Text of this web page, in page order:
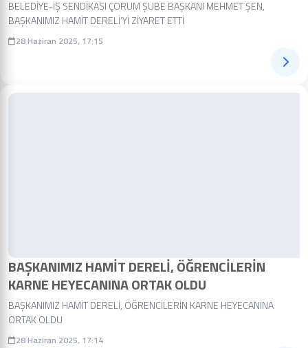
BELEDİYE-İŞ SENDİKASI ÇORUM ŞUBE BAŞKANI MEHMET ŞEN,
BAŞKANIMIZ HAMİT DERELİ’Yİ ZİYARET ETTİ
28 Haziran 2025, 17:15
BAŞKANIMIZ HAMİT DERELİ, ÖĞRENCİLERİN
KARNE HEYECANINA ORTAK OLDU
BAŞKANIMIZ HAMİT DERELİ, ÖĞRENCİLERİN KARNE HEYECANINA
ORTAK OLDU
28 Haziran 2025, 17:14